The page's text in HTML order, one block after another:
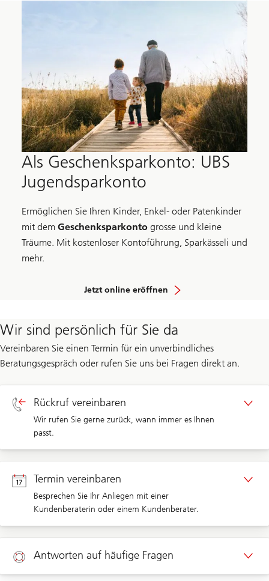
Als Geschenksparkonto: UBS
Jugendsparkonto
Ermöglichen Sie Ihren Kinder, Enkel- oder Patenkinder
mit dem Geschenksparkontogrosse und kleine
Träume. Mit kostenloser Kontoführung, Sparkässeli und
mehr.
Jetzt online eröffnen
Wir sind persönlich für Sie da
Vereinbaren Sie einen Termin für ein unverbindliches
Beratungsgespräch oder rufen Sie uns bei Fragen direkt an.
Rückruf vereinbaren
Wir rufen Sie gerne zurück, wann immer es Ihnen
passt.
Rückruf Privatkunden
Termin vereinbaren
Besprechen Sie Ihr Anliegen mit einer
Kundenberaterin oder einem Kundenberater.
Termin Privatkunden
Antworten auf häufige Fragen